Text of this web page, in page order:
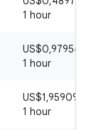
1 hour
1 hour
1 hour